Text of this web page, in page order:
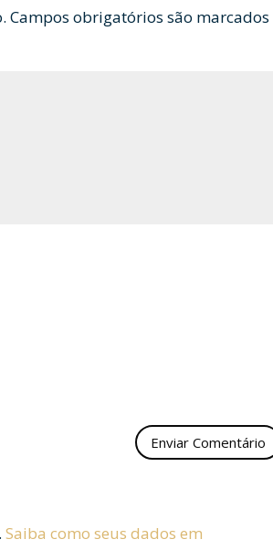
Campos obrigatórios são marcados
Saiba como seus dados em